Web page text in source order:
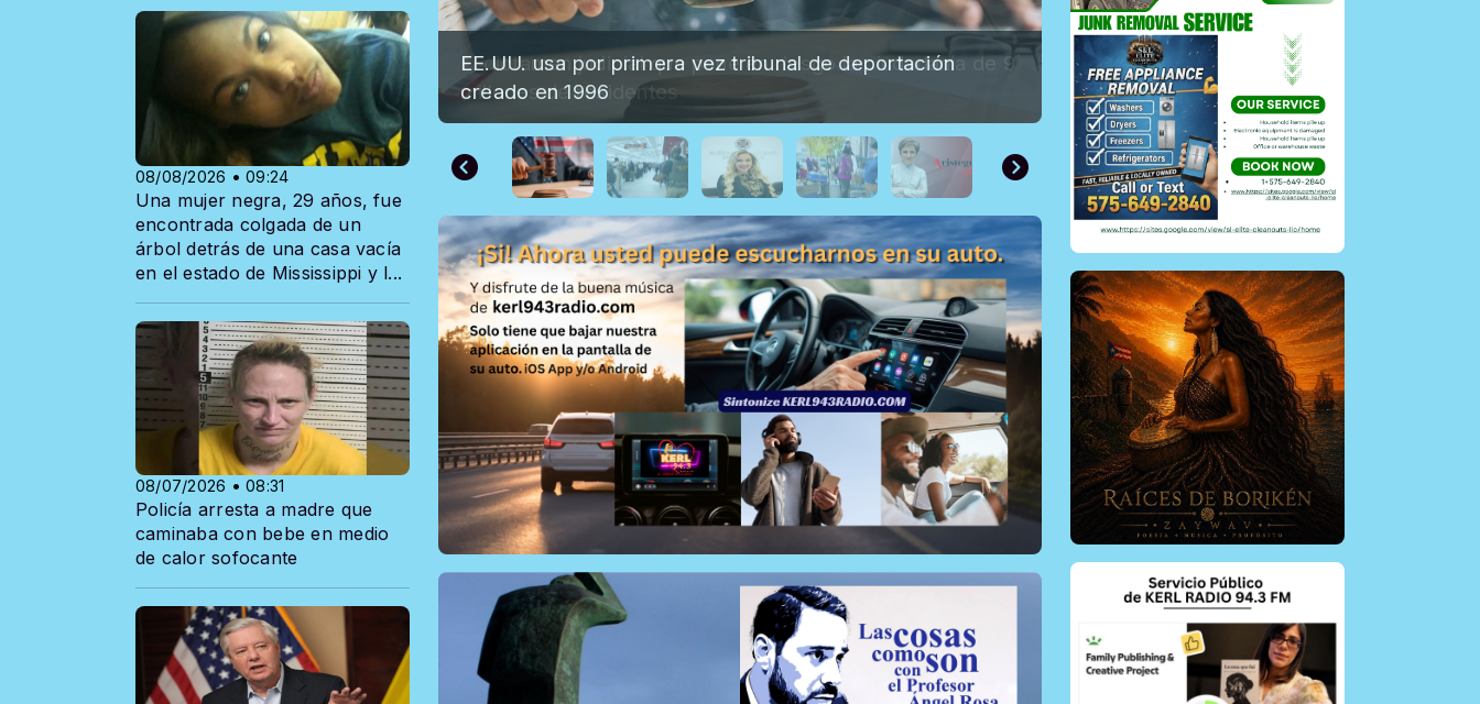
EE.UU. usa por primera vez tribunal de deportación
creado en 1996
08/08/2026 • 09:24
Una mujer negra, 29 años, fue
encontrada colgada de un
árbol detrás de una casa vacía
en el estado de Mississippi y l...
08/07/2026 • 08:31
Policía arresta a madre que
caminaba con bebe en medio
de calor sofocante